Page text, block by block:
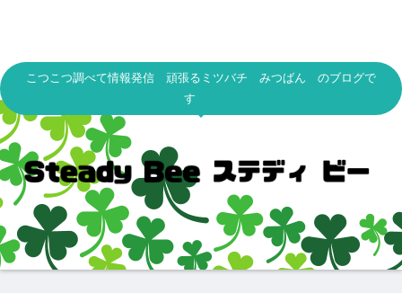
こつこつ調べて情報発信 頑張るミツバチ みつばん のブログで
す